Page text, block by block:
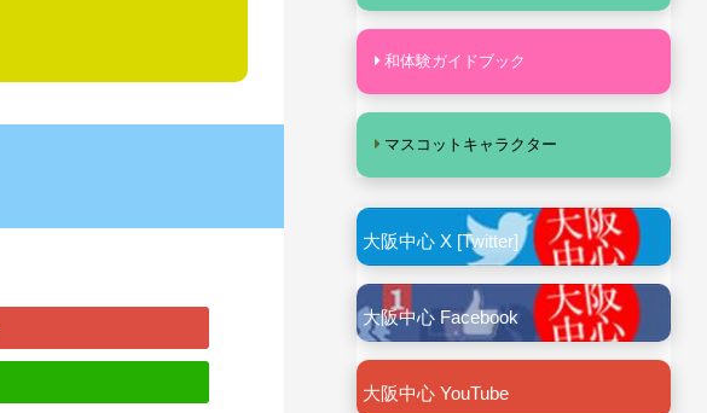
和体験ガイドブック
マスコットキャラクター
大阪中心 X [Twitter]
大阪中心 Facebook
大阪中心 YouTube